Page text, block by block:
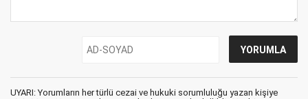
UYARI: Yorumların her türlü cezai ve hukuki sorumluluğu yazan kişiye